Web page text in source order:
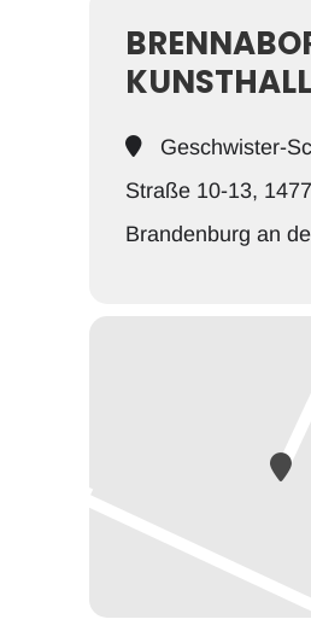
Geschwister-
Straße 10-13,
Brandenburg an